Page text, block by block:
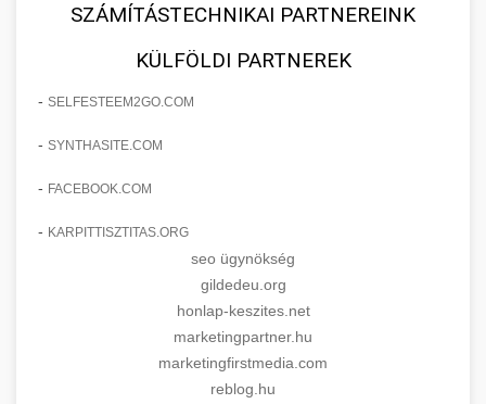
SZÁMÍTÁSTECHNIKAI PARTNEREINK
KÜLFÖLDI PARTNEREK
- SELFESTEEM2GO.COM
- SYNTHASITE.COM
- FACEBOOK.COM
- KARPITTISZTITAS.ORG
seo ügynökség
gildedeu.org
honlap-keszites.net
marketingpartner.hu
marketingfirstmedia.com
reblog.hu